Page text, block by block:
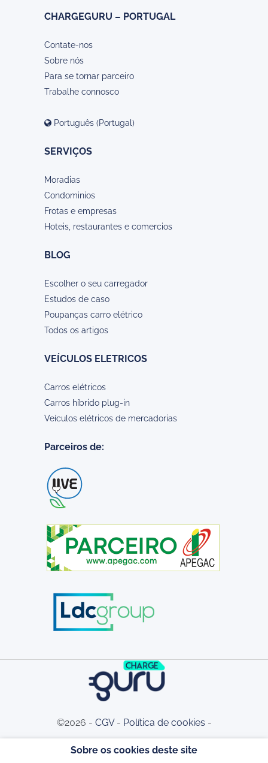
CHARGEGURU – PORTUGAL
Contate-nos
Sobre nós
Para se tornar parceiro
Trabalhe connosco
Português (Portugal)
SERVIÇOS
Moradias
Condominios
Frotas e empresas
Hoteis, restaurantes e comercios
BLOG
Escolher o seu carregador
Estudos de caso
Poupanças carro elétrico
Todos os artigos
VEÍCULOS ELETRICOS
Carros elétricos
Carros híbrido plug-in
Veículos elétricos de mercadorias
Parceiros de:
©2026 - CGV- Política de cookies -
Sobre os cookies deste site